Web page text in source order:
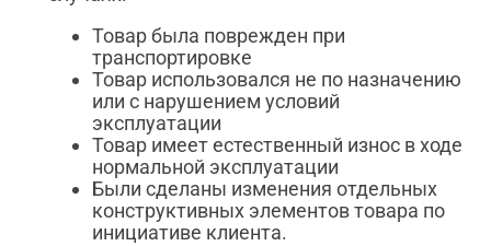
Товар была поврежден при
транспортировке
Товар использовался не по назначению
или с нарушением условий
эксплуатации
Товар имеет естественный износ в ходе
нормальной эксплуатации
Были сделаны изменения отдельных
конструктивных элементов товара по
инициативе клиента.